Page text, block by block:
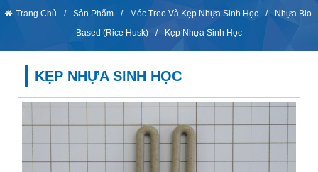
Trang Chủ / Sản Phẩm / Móc Treo Và Kẹp Nhựa Sinh Học /
Nhựa Bio-
Based (Rice Husk)
/ Kẹp Nhựa Sinh Học
KẸP NHỰA SINH HỌC